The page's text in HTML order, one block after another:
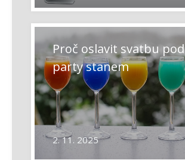
Proč oslavit svatbu pod
party stanem
2. 11. 2025